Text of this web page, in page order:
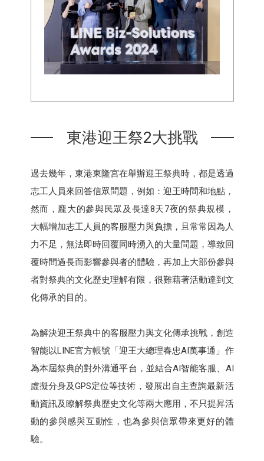
東港迎王祭2大挑戰
過去幾年，東港東隆宮在舉辦迎王祭典時，都是透過
志工人員來回答信眾問題，例如：迎王時間和地點，
然而，龐大的參與民眾及長達8天7夜的祭典規模，
大幅增加志工人員的客服壓力與負擔，且常常因為人
力不足，無法即時回覆同時湧入的大量問題，導致回
覆時間過長而影響參與者的體驗，再加上大部份參與
者對祭典的文化歷史理解有限，很難藉著活動達到文
化傳承的目的。
為解決迎王祭典中的客服壓力與文化傳承挑戰，創造
智能以LINE官方帳號「迎王大總理春忠AI萬事通」作
為本屆祭典的對外溝通平台，並結合AI智能客服、AI
虛擬分身及GPS定位等技術，發展出自主查詢最新活
動資訊及瞭解祭典歷史文化等兩大應用，不只提昇活
動的參與感與互動性，也為參與信眾帶來更好的體
驗。